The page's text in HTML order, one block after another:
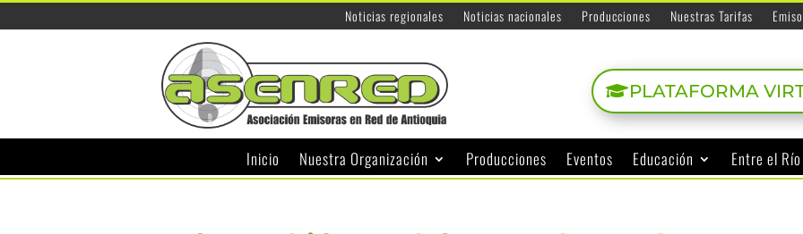
Noticias regionales Noticias nacionales Producciones Nuestras Tarifas
PLATAFORMA
Inicio Nuestra Organización Producciones Eventos Educación Entre el